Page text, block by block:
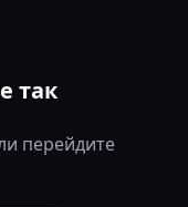
так
перейдите